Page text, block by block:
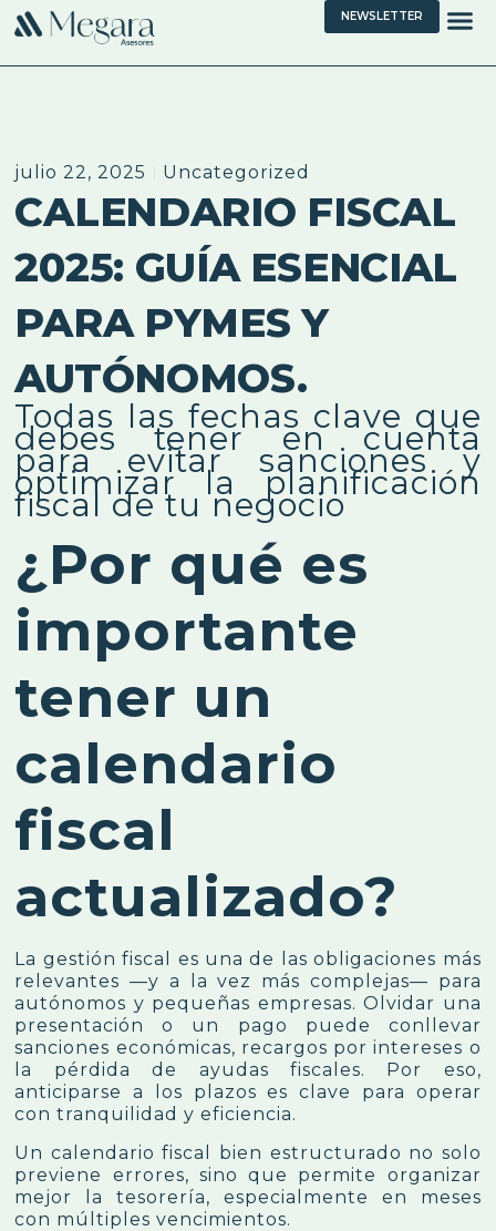
NEWSLETTER
julio 22, 2025 Uncategorized
CALENDARIO FISCAL
2025: GUÍA ESENCIAL
PARA PYMES Y
AUTÓNOMOS.
Todas las fechas clave que
debes tener en cuenta
para evitar sanciones y
optimizar la planificación
fiscal de tu negocio
¿Por qué es
importante
tener un
calendario
fiscal
actualizado?
La gestión fiscal es una de las obligaciones más
relevantes —y a la vez más complejas— para
autónomos y pequeñas empresas. Olvidar una
presentación o un pago puede conllevar
sanciones económicas, recargos por intereses o
la pérdida de ayudas fiscales. Por eso,
anticiparse a los plazos es clave para operar
con tranquilidad y eficiencia.
Un calendario fiscal bien estructurado no solo
previene errores, sino que permite organizar
mejor la tesorería, especialmente en meses
con múltiples vencimientos.